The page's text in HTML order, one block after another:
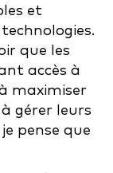
et
que les
accès à
maximiser
gérer leurs
pense que